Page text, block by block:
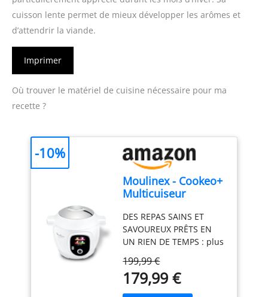
cuisson lente permet de mieux développer les arômes et
d’attendrir la viande.
Imprimer
Où trouver le matériel de cuisine nécessaire pour ma
recette ?
Moulinex - Cookeo+
Multicuiseur
recettes - Blanc
DES REPAS SAINS ET
SAVOUREUX PRÊTS EN
UN RIEN DE TEMPS : plus
réaliser en moins de 10
minutes avec le
multicuiseur haute
199,99 €
179,99 €
-10%